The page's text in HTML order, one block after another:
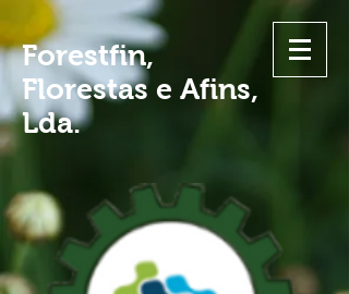
Forestfin,
Florestas e Afins,
Lda.